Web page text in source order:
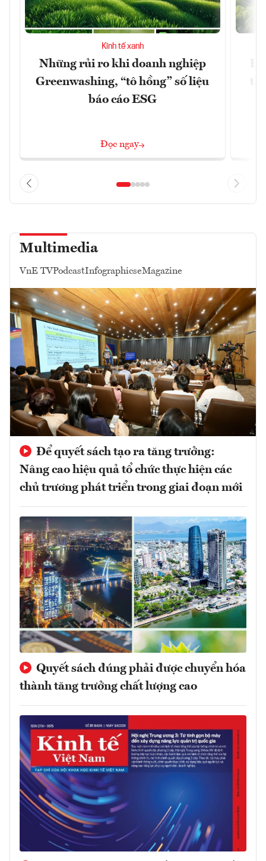
Kinh tế xanh
Những rủi ro khi doanh nghiệp
Greenwashing, “tô hồng” số liệu
báo cáo ESG
Đọc ngay
Multimedia
VnE TVPodcastInfographicseMagazine
Để quyết sách tạo ra tăng trưởng:
Nâng cao hiệu quả tổ chức thực hiện các
chủ trương phát triển trong giai đoạn mới
Quyết sách đúng phải được chuyển hóa
thành tăng trưởng chất lượng cao